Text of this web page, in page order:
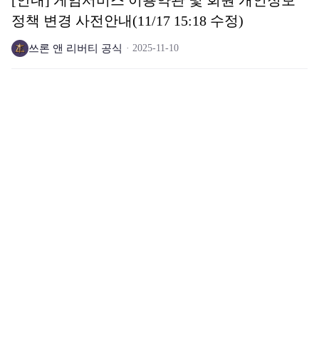
정책 변경 사전안내(11/17 15:18 수정)
쓰론 앤 리버티 공식 2025-11-10